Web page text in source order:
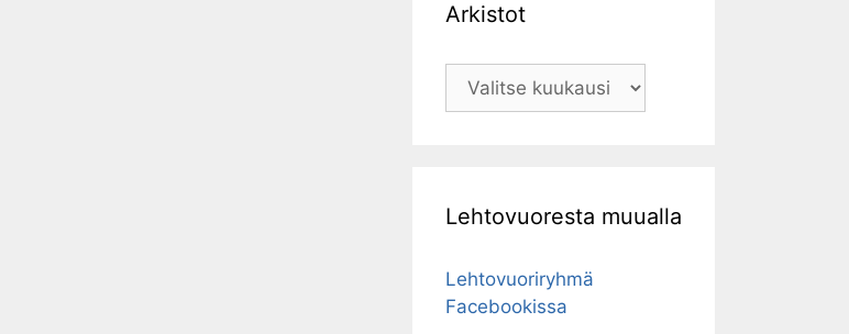
Arkistot
Arkistot
Lehtovuoresta muualla
Lehtovuoriryhmä
Facebookissa